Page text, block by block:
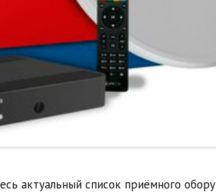
актуальный список приёмного